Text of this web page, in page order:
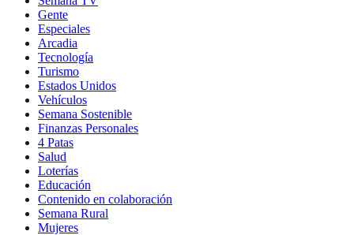
Gente
Especiales
Arcadia
Tecnología
Turismo
Estados Unidos
Vehículos
Semana Sostenible
Finanzas Personales
4 Patas
Salud
Loterías
Educación
Contenido en colaboración
Semana Rural
Mujeres